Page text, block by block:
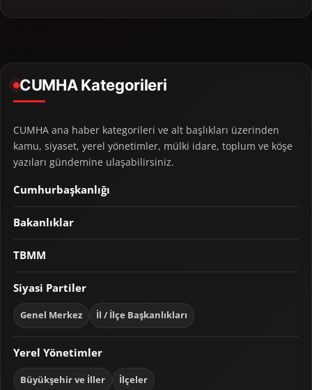
CUMHA Kategorileri
CUMHA ana haber kategorileri ve alt başlıkları üzerinden
kamu, siyaset, yerel yönetimler, mülki idare, toplum ve köşe
yazıları gündemine ulaşabilirsiniz.
Cumhurbaşkanlığı
Bakanlıklar
TBMM
Siyasi Partiler
Genel Merkez İl / İlçe Başkanlıkları
Yerel Yönetimler
Büyükşehir ve İller İlçeler